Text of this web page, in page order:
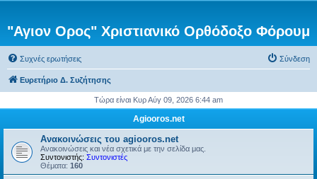
"Αγιον Ορος" Χριστιανικό Ορθόδοξο Φόρουμ
Συχνές ερωτήσεις Σύνδεση
Ευρετήριο Δ. Συζήτησης
Τώρα είναι Κυρ Αύγ 09, 2026 6:44 am
Agiooros.net
Ανακοινώσεις του agiooros.net
Ανακοινώσεις και νέα σχετικά με την σελίδα μας.
Συντονιστής: Συντονιστές
Θέματα: 160